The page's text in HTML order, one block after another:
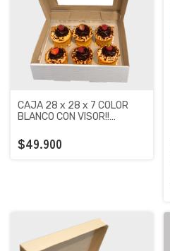
CAJA 28 x 28 x 7 COLOR
BLANCO CON VISOR!!
PREMIUM X 50 UNIDADES
$49.900